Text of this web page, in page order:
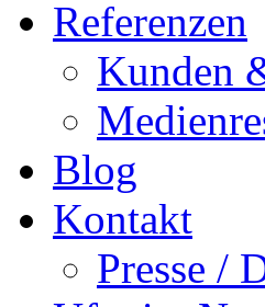
Referenzen
Kunden
Blog
Kontakt
Presse /